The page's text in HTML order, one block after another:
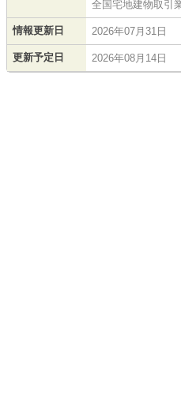
全国宅地建物取引
情報更新日 2026年07月31日
更新予定日 2026年08月14日